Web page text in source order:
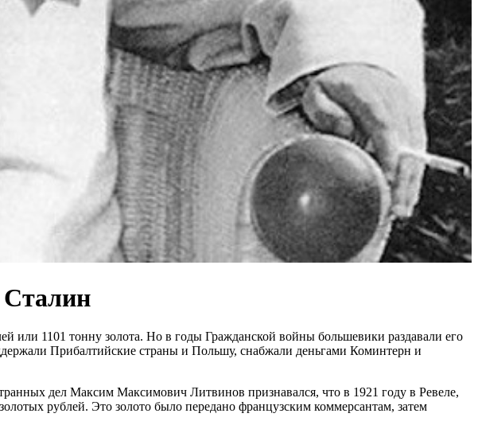
Сталин
или 1101 тонну золота. Но в годы Гражданской войны большевики раздавали его
Прибалтийские страны и Польшу, снабжали деньгами Коминтерн и
дел Максим Максимович Литвинов признавался, что в 1921 году в Ревеле,
рублей. Это золото было передано французским коммерсантам, затем